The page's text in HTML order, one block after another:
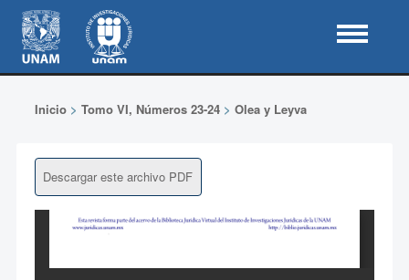
Inicio> Tomo VI, Números 23-24> Olea y Leyva
Descargar este archivo PDF